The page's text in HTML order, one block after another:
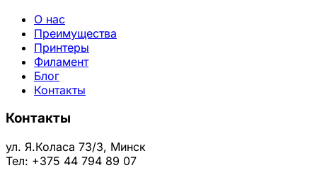
О нас
Преимущества
Принтеры
Филамент
Блог
Контакты
Контакты
ул. Я.Коласа 73/3, Минск
Тел: +375 44 794 89 07